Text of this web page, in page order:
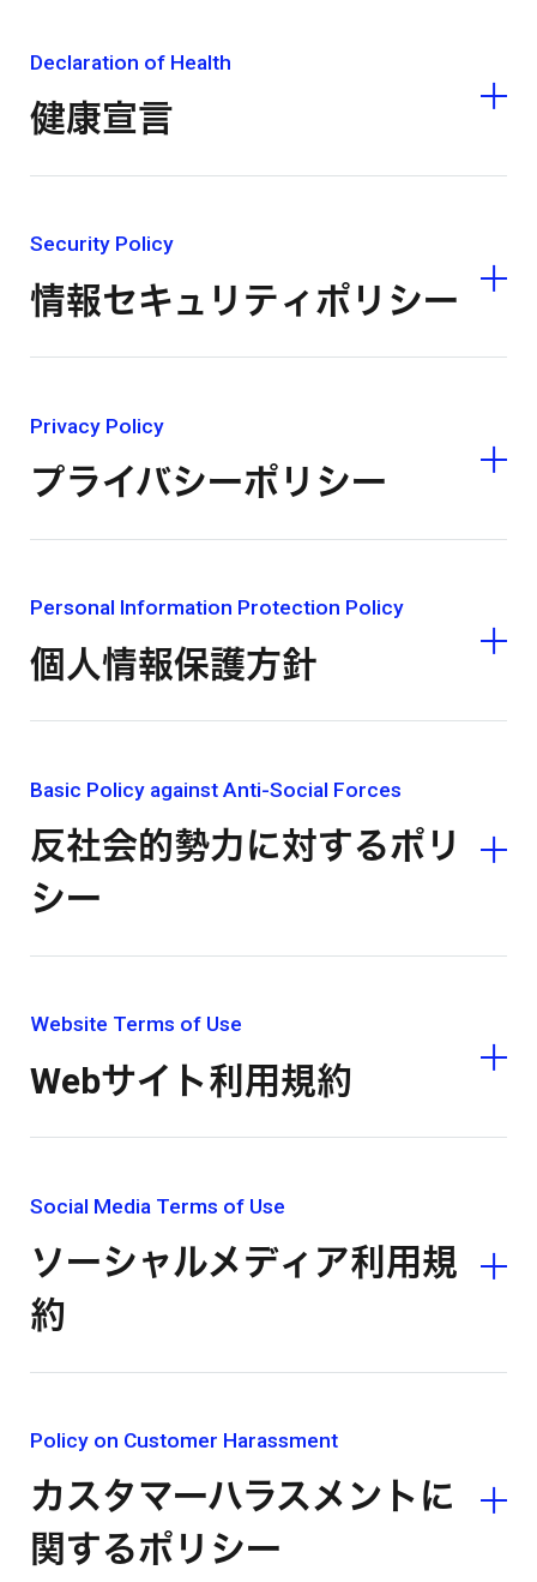
Declaration of Health
健康宣言
Security Policy
情報セキュリティポリシー
Privacy Policy
プライバシーポリシー
Personal Information Protection Policy
個人情報保護方針
Basic Policy against Anti-Social Forces
反社会的勢力に対するポリ
シー
Website Terms of Use
Webサイト利用規約
Social Media Terms of Use
ソーシャルメディア利用規
約
Policy on Customer Harassment
カスタマーハラスメントに
関するポリシー